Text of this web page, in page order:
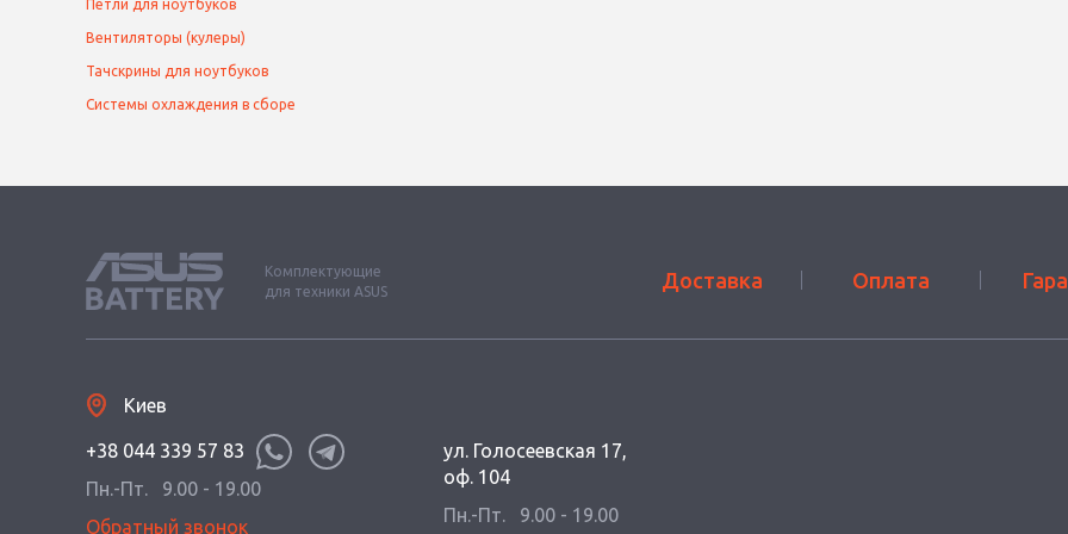
Петли для ноутбуков
Вентиляторы (кулеры)
Тачскрины для ноутбуков
Системы охлаждения в сборе
Комплектующие
для техники ASUS
Доставка Оплата
Киев
+38 044 339 57 83
Пн.-Пт.
9.00 - 19.00
Обратный звонок
ул. Голосеевская 17,
оф. 104
Пн.-Пт.
9.00 - 19.00